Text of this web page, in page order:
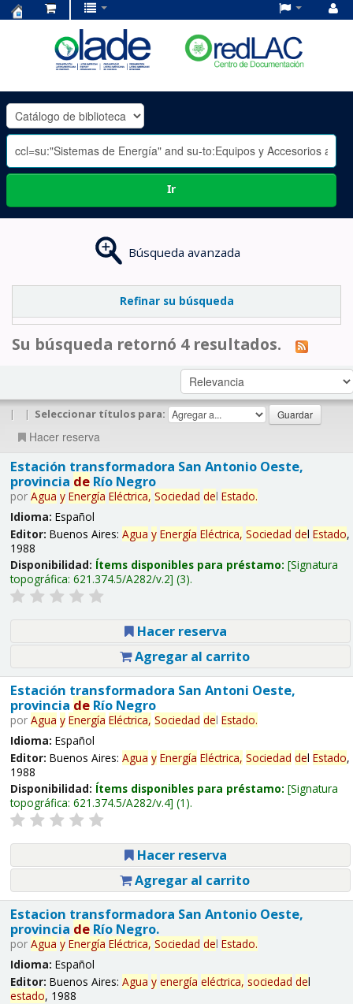
OLADE
-
Ir
Búsqueda avanzada
Refinar su búsqueda
Su búsqueda retornó 4 resultados.
| | Seleccionar títulos para:
Hacer reserva
Estación transformadora San Antonio Oeste,
provincia deRío Negro
por Agua y Energía Eléctrica, Sociedad del Estado.
Idioma: Español
Editor: Buenos Aires: Agua y Energía Eléctrica, Sociedad del Estado,
1988
Disponibilidad: Ítems disponibles para préstamo: Signatura
topográfica: 621.374.5/A282/v.2 (3).
Hacer reserva
Agregar al carrito
Estación transformadora San Antoni Oeste,
provincia deRío Negro
por Agua y Energía Eléctrica, Sociedad del Estado.
Idioma: Español
Editor: Buenos Aires: Agua y Energía Eléctrica, Sociedad del Estado,
1988
Disponibilidad: Ítems disponibles para préstamo: Signatura
topográfica: 621.374.5/A282/v.4 (1).
Hacer reserva
Agregar al carrito
Estacion transformadora San Antonio Oeste,
provincia deRío Negro.
por Agua y Energía Eléctrica, Sociedad del Estado.
Idioma: Español
Editor: Buenos Aires: Agua y energía eléctrica, sociedad del
estado, 1988